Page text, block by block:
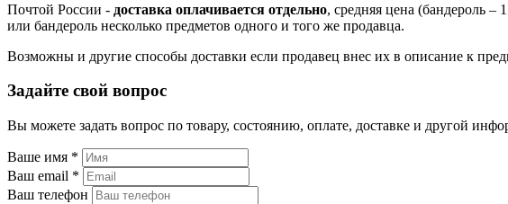
Почтой России - доставка оплачивается отдельно, средняя цена (бандероль
или бандероль несколько предметов одного и того же продавца.
Возможны и другие способы доставки если продавец внес их в описание к
Задайте свой вопрос
Вы можете задать вопрос по товару, состоянию, оплате, доставке и другой
Ваше имя *
Ваш email *
Ваш телефон